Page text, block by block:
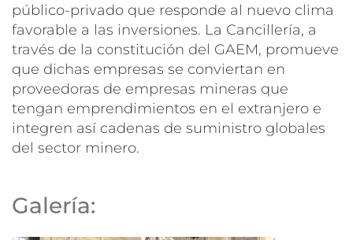
público-privado que responde al nuevo clima
favorable a las inversiones. La Cancillería, a
través de la constitución del GAEM, promueve
que dichas empresas se conviertan en
proveedoras de empresas mineras que
tengan emprendimientos en el extranjero e
integren así cadenas de suministro globales
del sector minero.
Galería: